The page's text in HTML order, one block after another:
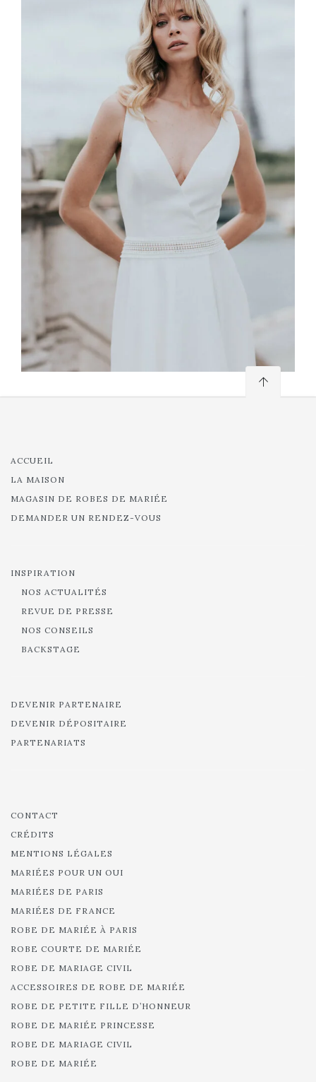
ACCUEIL
LA MAISON
MAGASIN DE ROBES DE MARIÉE
DEMANDER UN RENDEZ-VOUS
INSPIRATION
NOS ACTUALITÉS
REVUE DE PRESSE
NOS CONSEILS
BACKSTAGE
DEVENIR PARTENAIRE
DEVENIR DÉPOSITAIRE
PARTENARIATS
CONTACT
CRÉDITS
MENTIONS LÉGALES
MARIÉES POUR UN OUI
MARIÉES DE PARIS
MARIÉES DE FRANCE
ROBE DE MARIÉE À PARIS
ROBE COURTE DE MARIÉE
ROBE DE MARIAGE CIVIL
ACCESSOIRES DE ROBE DE MARIÉE
ROBE DE PETITE FILLE D’HONNEUR
ROBE DE MARIÉE PRINCESSE
ROBE DE MARIAGE CIVIL
ROBE DE MARIÉE